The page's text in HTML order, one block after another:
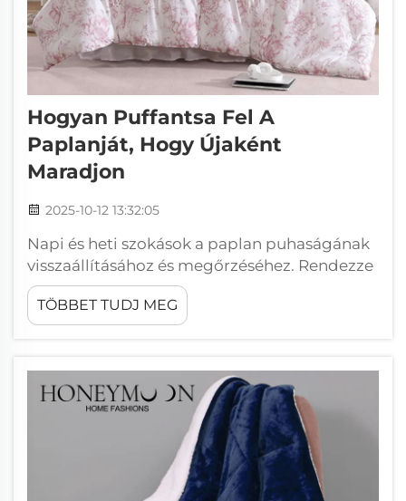
Hogyan Puffantsa Fel A
Paplanját, Hogy Újaként
Maradjon
2025-10-12 13:32:05
Napi és heti szokások a paplan puhaságának
visszaállításához és megőrzéséhez. Rendezze
és simítsa ki naponta a paplanját, hogy
újraegyenlítse a töltetet. Kezdje minden
reggel azzal, hogy erőteljesen megrázza a
mozgás...
TÖBBET TUDJ MEG